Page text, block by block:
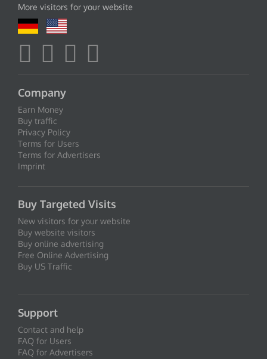
More visitors for your website
Company
Earn Money
Buy traffic
Privacy Policy
Terms for Users
Terms for Advertisers
Imprint
Buy Targeted Visits
New visitors for your website
Buy website visitors
Buy online advertising
Free Online Advertising
Buy US Traffic
Support
Contact and help
FAQ for Users
FAQ for Advertisers